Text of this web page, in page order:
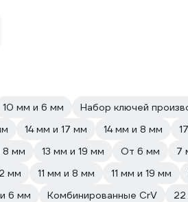
10 мм и 6 мм Набор ключей
14 мм и 17 мм 14 мм и 8 мм
8 мм 13 мм и 19 мм От 6 мм 7
мм 11 мм и 8 мм 11 мм и 19 мм
6 мм Комбинированные CrV